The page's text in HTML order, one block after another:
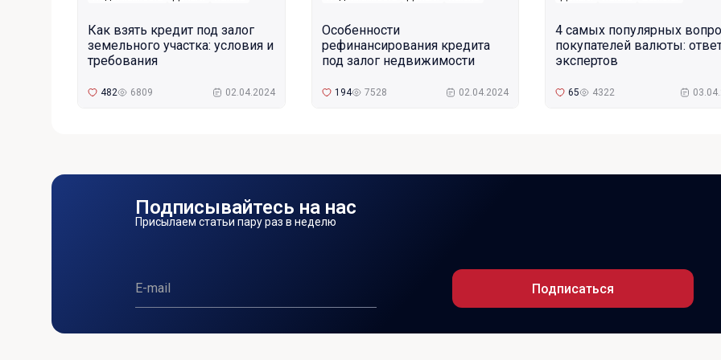
Как взять кредит под залог
земельного участка: условия и
требования
482 6809 02.04.2024
Особенности
рефинансирования кредита
под залог недвижимости
194 7528 02.04.2024
4 самых популярных
покупателей валюты:
экспертов
65 4322
Подписывайтесь на нас
Присылаем статьи пару раз в неделю
Подписаться